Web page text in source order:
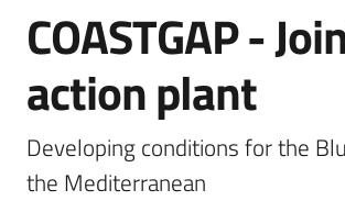
e
programmazione
Temi
COASTGAP -
action plant
Developing conditions for the
the Mediterranean